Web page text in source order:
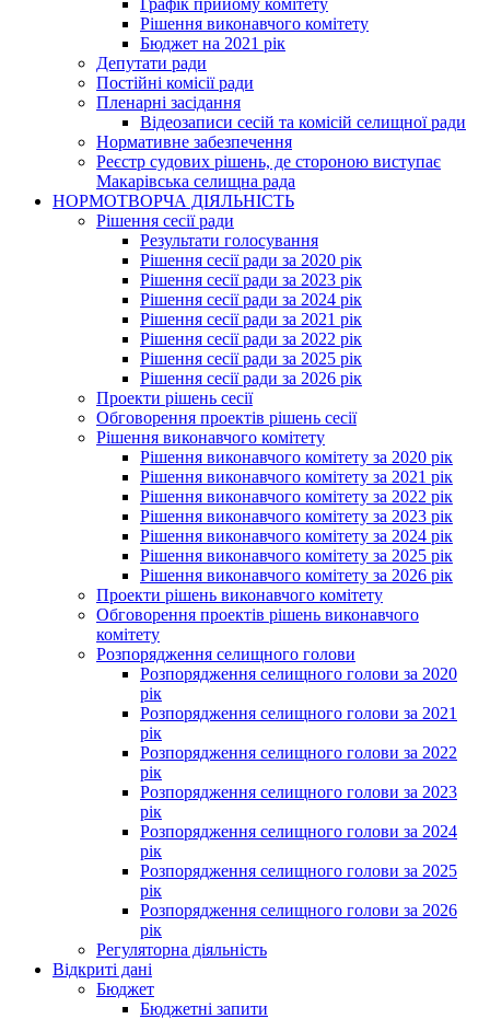
Графік прийому комітету
Рішення виконавчого комітету
Бюджет на 2021 рік
Депутати ради
Постійні комісії ради
Пленарні засідання
Відеозаписи сесій та комісій селищної ради
Нормативне забезпечення
Реєстр судових рішень, де стороною виступає
Макарівська селищна рада
НОРМОТВОРЧА ДІЯЛЬНІСТЬ
Рішення сесії ради
Результати голосування
Рішення сесії ради за 2020 рік
Рішення сесії ради за 2023 рік
Рішення сесії ради за 2024 рік
Рішення сесії ради за 2021 рік
Рішення сесії ради за 2022 рік
Рішення сесії ради за 2025 рік
Рішення сесії ради за 2026 рік
Проекти рішень сесії
Обговорення проектів рішень сесії
Рішення виконавчого комітету
Рішення виконавчого комітету за 2020 рік
Рішення виконавчого комітету за 2021 рік
Рішення виконавчого комітету за 2022 рік
Рішення виконавчого комітету за 2023 рік
Рішення виконавчого комітету за 2024 рік
Рішення виконавчого комітету за 2025 рік
Рішення виконавчого комітету за 2026 рік
Проекти рішень виконавчого комітету
Обговорення проектів рішень виконавчого
комітету
Розпорядження селищного голови
Розпорядження селищного голови за 2020
рік
Розпорядження селищного голови за 2021
рік
Розпорядження селищного голови за 2022
рік
Розпорядження селищного голови за 2023
рік
Розпорядження селищного голови за 2024
рік
Розпорядження селищного голови за 2025
рік
Розпорядження селищного голови за 2026
рік
Регуляторна діяльність
Відкриті дані
Бюджет
Бюджетні запити